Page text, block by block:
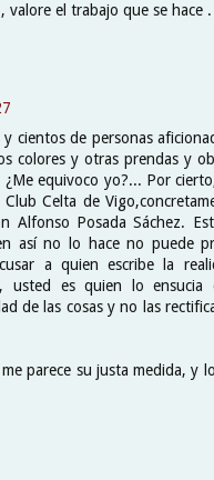
el trabajo que se hace .
cientos de personas
colores y otras prendas y
equivoco yo?... Por
Celta de
Alfonso Posada Sáchez.
así no lo hace no puede
a quien escribe la
es quien lo ensucia
de las cosas y no las
parece su justa medida, y